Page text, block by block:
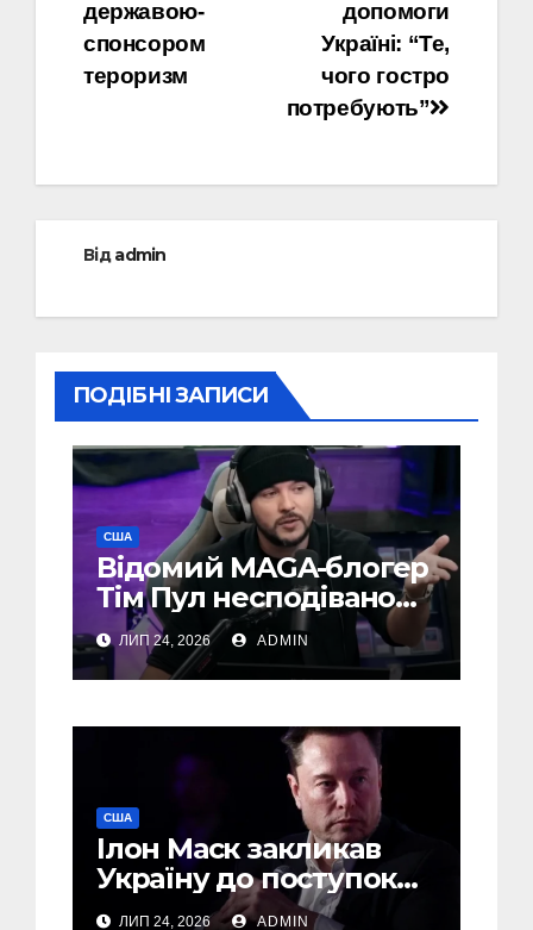
допомоги
Україні: “Те,
чого гостро
потребують”
державою-
спонсором
тероризм
Відadmin
ПОДІБНІ ЗАПИСИ
США
Відомий MAGA-блогер
Тім Пул несподівано
підтримав Україну
ЛИП 24, 2026 ADMIN
США
Ілон Маск закликав
Україну до поступок
Путіну – The Economist
ЛИП 24, 2026 ADMIN